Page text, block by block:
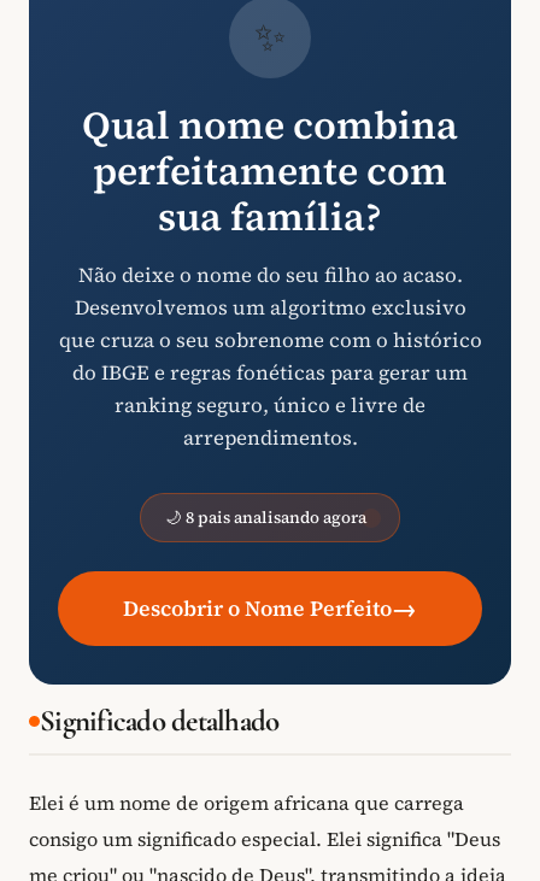
✨
Qual nome combina
perfeitamente com
sua família?
Não deixe o nome do seu filho ao acaso.
Desenvolvemos um algoritmo exclusivo
que cruza o seu sobrenome com o histórico
do IBGE e regras fonéticas para gerar um
ranking seguro, único e livre de
arrependimentos.
🌙 8 pais analisando agora
Descobrir o Nome Perfeito→
Significado detalhado
Elei é um nome de origem africana que carrega
consigo um significado especial. Elei significa "Deus
me criou" ou "nascido de Deus", transmitindo a ideia